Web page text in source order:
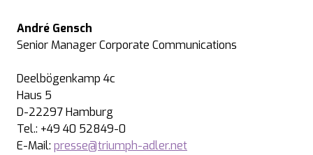
André Gensch
Senior Manager Corporate Communications
Deelbögenkamp 4c
Haus 5
D-22297 Hamburg
Tel.: +49 40 52849-0
E-Mail: presse@triumph-adler.net